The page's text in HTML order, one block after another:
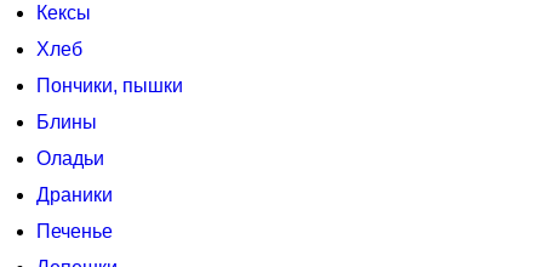
Кексы
Хлеб
Пончики, пышки
Блины
Оладьи
Драники
Печенье